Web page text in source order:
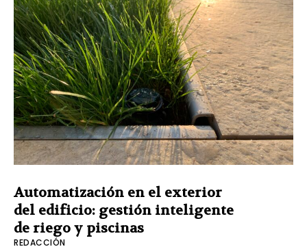
Automatización en el exterior
del edificio: gestión inteligente
de riego y piscinas
REDACCIÓN